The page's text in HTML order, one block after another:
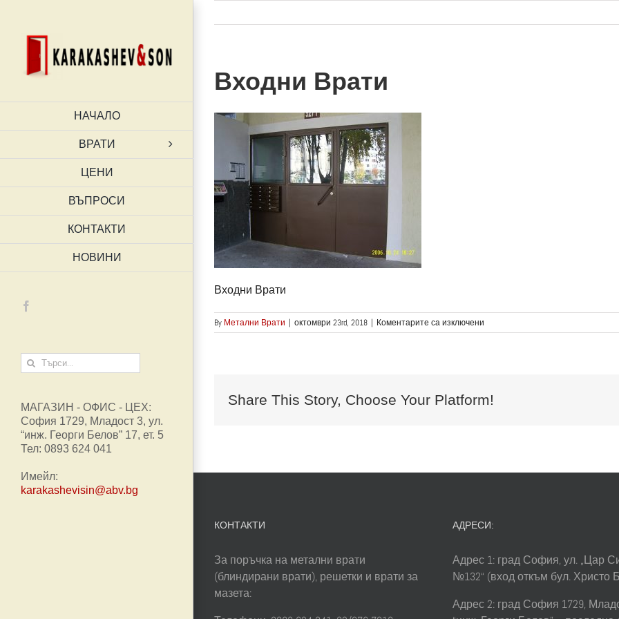
content
НАЧАЛО
ВРАТИ
ЦЕНИ
ВЪПРОСИ
КОНТАКТИ
НОВИНИ
МАГАЗИН - ОФИС - ЦЕХ:
София 1729, Младост 3, ул.
“инж. Георги Белов” 17, ет. 5
Тел: 0893 624 041
Имейл:
karakashevisin@abv.bg
Търсене
...
Входни Врати
Входни Врати
By Метални Врати | октомври 23rd, 2018 | Коментарите са изключени
Входни
Share This Story, Choose Your Platform!
КОНТАКТИ
За поръчка на метални врати
(блиндирани врати), решетки и врати за
мазета:
АДРЕСИ:
Адрес 1: град София, ул. „Цар
№132“ (вход откъм бул. Христо
Адрес 2: град София 1729,